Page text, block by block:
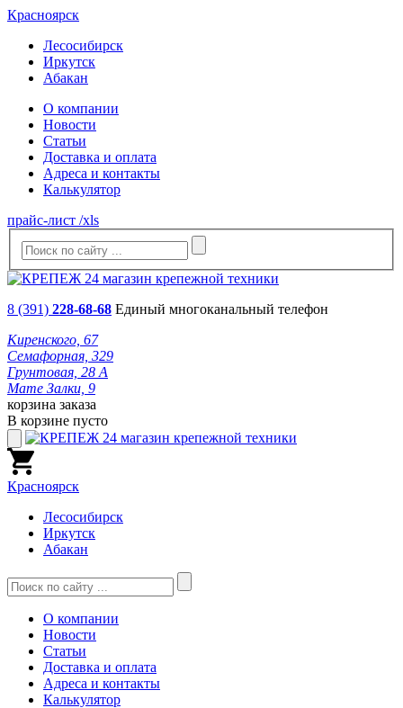
Красноярск
Лесосибирск
Иркутск
Абакан
О компании
Новости
Статьи
Доставка и оплата
Адреса и контакты
Калькулятор
прайс-лист /xls
8 (391) 228-68-68 Единый многоканальный телефон
Киренского, 67
Семафорная, 329
Грунтовая, 28 А
Мате Залки, 9
корзина заказа
В корзине пусто
Красноярск
Лесосибирск
Иркутск
Абакан
О компании
Новости
Статьи
Доставка и оплата
Адреса и контакты
Калькулятор